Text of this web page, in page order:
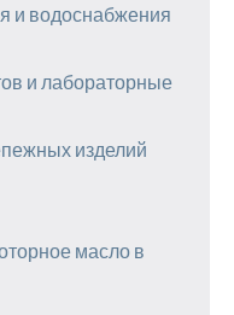
и водоснабжения
и лабораторные
изделий
масло в